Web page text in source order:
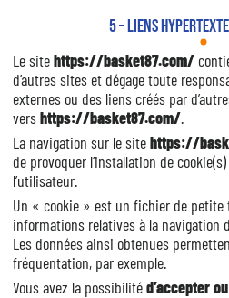
5 – Liens
Le site https://basket87.com/
d’autres sites et dégage toute
externes ou des liens créés par
vers https://basket87.com/.
La navigation sur le site https://
de provoquer l’installation de
l’utilisateur.
Un « cookie » est un fichier de petite
informations relatives à la navigation
Les données ainsi obtenues
fréquentation, par exemple.
Vous avez la possibilité d’accepter